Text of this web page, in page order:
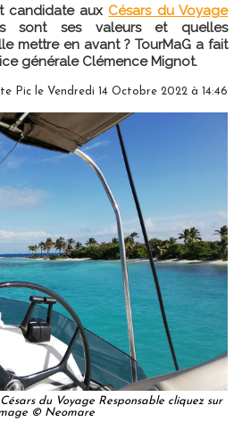
candidate aux Césars du Voyage
sont ses valeurs et quelles
mettre en avant ? TourMaG a fait
générale Clémence Mignot.
Pic le Vendredi 14 Octobre 2022 à 14:46
du Voyage Responsable cliquez sur
© Neomare